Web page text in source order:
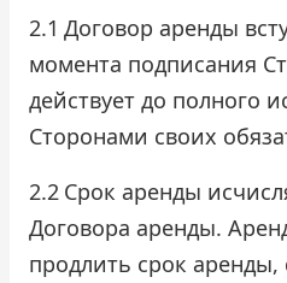
2.1 Договор аренды
момента подписания
действует до полного
Сторонами своих
2.2 Срок аренды
Договора аренды.
продлить срок аренды,